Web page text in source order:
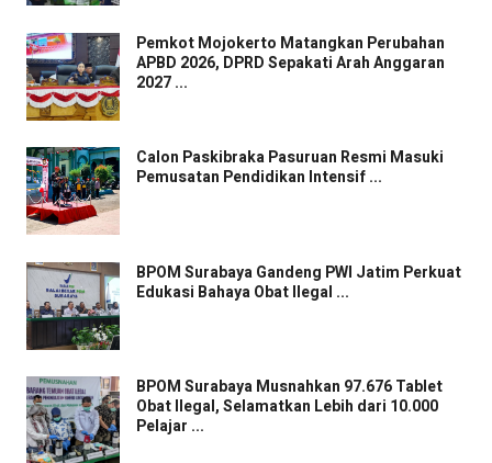
Pemkot Mojokerto Matangkan Perubahan
APBD 2026, DPRD Sepakati Arah Anggaran
2027 ...
Calon Paskibraka Pasuruan Resmi Masuki
Pemusatan Pendidikan Intensif ...
BPOM Surabaya Gandeng PWI Jatim Perkuat
Edukasi Bahaya Obat Ilegal ...
BPOM Surabaya Musnahkan 97.676 Tablet
Obat Ilegal, Selamatkan Lebih dari 10.000
Pelajar ...